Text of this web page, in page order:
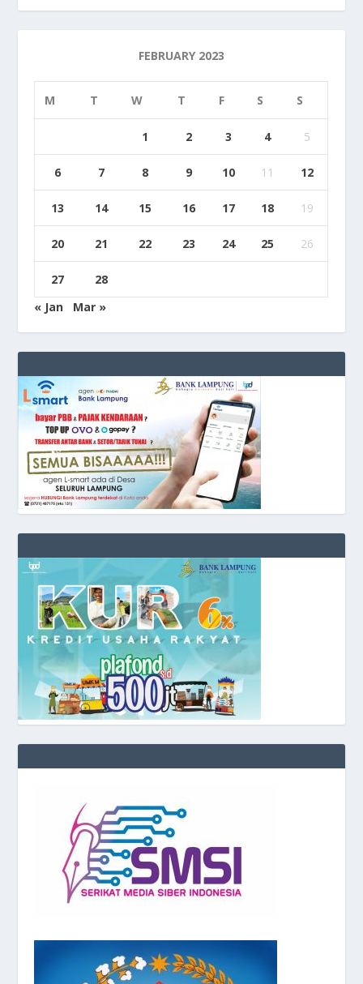
FEBRUARY 2023
M T W T F S S
1 2 3 4 5
6 7 8 9 10 11 12
13 14 15 16 17 18 19
20 21 22 23 24 25 26
27
28
« Jan
Mar »